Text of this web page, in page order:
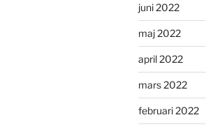
juni 2022
maj 2022
april 2022
mars 2022
februari 2022